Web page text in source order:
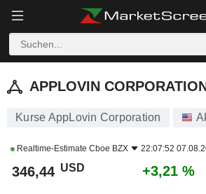
APPLOVIN CORPORATION
APPLOVIN
Kurse AppLovin Corporation
Realtime-Estimate Cboe BZX 22:07:52
346,44 USD +3,21 %